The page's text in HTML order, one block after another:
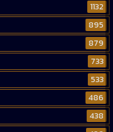
1132
895
879
733
533
486
438